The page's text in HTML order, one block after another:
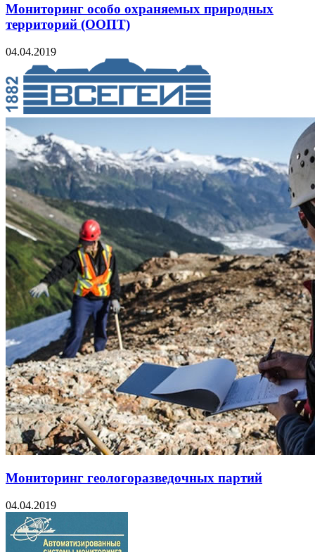
Мониторинг особо охраняемых природных
территорий (ООПТ)
04.04.2019
Мониторинг геологоразведочных партий
04.04.2019